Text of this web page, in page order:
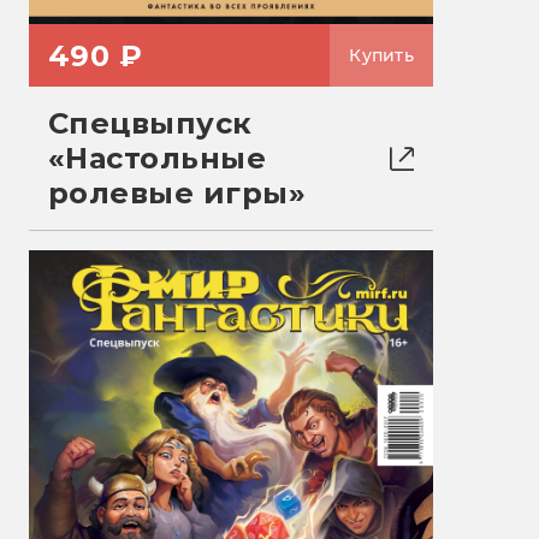
490 ₽ Купить
Спецвыпуск
«Настольные
ролевые игры»